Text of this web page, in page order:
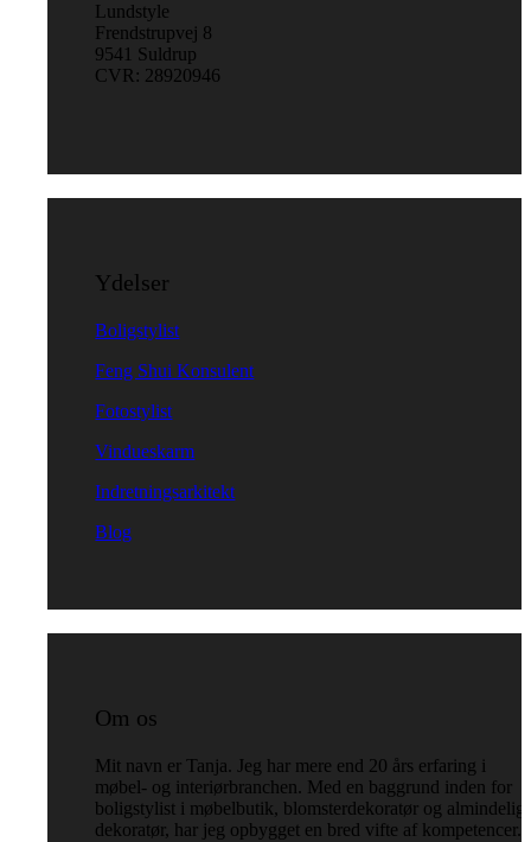
Lundstyle
Frendstrupvej 8
9541 Suldrup
CVR: 28920946
Ydelser
Boligstylist
Feng Shui Konsulent
Fotostylist
Vindueskarm
Indretningsarkitekt
Blog
Om os
Mit navn er Tanja. Jeg har mere end 20 års erfaring i
møbel- og interiørbranchen. Med en baggrund inden for
boligstylist i møbelbutik, blomsterdekoratør og almindelig
dekoratør, har jeg opbygget en bred vifte af kompetencer.